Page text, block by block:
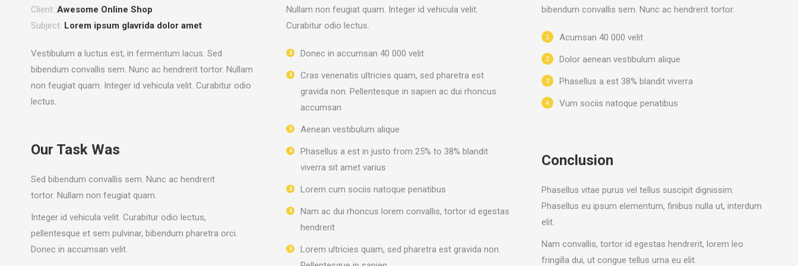
Client: Awesome Online Shop
Subject: Lorem ipsum glavrida dolor amet
Vestibulum a luctus est, in fermentum lacus. Sed
bibendum convallis sem. Nunc ac hendrerit tortor. Nullam
non feugiat quam. Integer id vehicula velit. Curabitur odio
lectus.
Our Task Was
Sed bibendum convallis sem. Nunc ac hendrerit
tortor. Nullam non feugiat quam.
Integer id vehicula velit. Curabitur odio lectus,
pellentesque et sem pulvinar, bibendum pharetra orci.
Donec in accumsan velit.
Nullam non feugiat quam. Integer id vehicula velit.
Curabitur odio lectus.
Donec in accumsan 40 000 velit
Cras venenatis ultricies quam, sed pharetra est
gravida non. Pellentesque in sapien ac dui rhoncus
accumsan
Aenean vestibulum alique
Phasellus a est in justo from 25% to 38% blandit
viverra sit amet varius
Lorem cum sociis natoque penatibus
Nam ac dui rhoncus lorem convallis, tortor id egestas
hendrerit
Lorem ultricies quam, sed pharetra est gravida non.
bibendum convallis sem. Nunc ac hendrerit tortor.
Acumsan 40 000 velit
Dolor aenean vestibulum alique
Phasellus a est 38% blandit viverra
Vum sociis natoque penatibus
Conclusion
Phasellus vitae purus vel tellus suscipit dignissim.
Phasellus eu ipsum elementum, finibus nulla ut, interdum
elit.
Nam convallis, tortor id egestas hendrerit, lorem leo
fringilla dui, ut congue tellus urna eu elit.